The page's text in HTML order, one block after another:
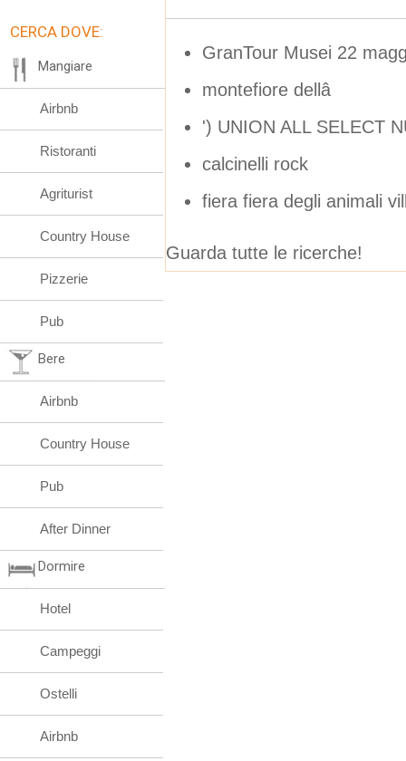
GranTour Musei 22
montefiore dellâ
') UNION ALL SELECT
calcinelli rock
fiera fiera degli animali
Guarda tutte le ricerche!
CERCA DOVE:
Mangiare
Airbnb
Ristoranti
Agriturist
Country House
Pizzerie
Pub
Bere
Airbnb
Country House
Pub
After Dinner
Dormire
Hotel
Campeggi
Ostelli
Airbnb